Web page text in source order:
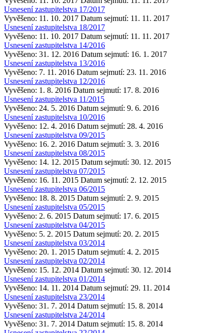
Usnesení zastupitelstva 17/2017
Vyvěšeno: 11. 10. 2017 Datum sejmutí: 11. 11. 2017
Usnesení zastupitelstva 18/2017
Vyvěšeno: 11. 10. 2017 Datum sejmutí: 11. 11. 2017
Usnesení zastupitelstva 14/2016
Vyvěšeno: 31. 12. 2016 Datum sejmutí: 16. 1. 2017
Usnesení zastupitelstva 13/2016
Vyvěšeno: 7. 11. 2016 Datum sejmutí: 23. 11. 2016
Usnesení zastupitelstva 12/2016
Vyvěšeno: 1. 8. 2016 Datum sejmutí: 17. 8. 2016
Usnesení zastupitelstva 11/2015
Vyvěšeno: 24. 5. 2016 Datum sejmutí: 9. 6. 2016
Usnesení zastupitelstva 10/2016
Vyvěšeno: 12. 4. 2016 Datum sejmutí: 28. 4. 2016
Usnesení zastupitelstva 09/2015
Vyvěšeno: 16. 2. 2016 Datum sejmutí: 3. 3. 2016
Usnesení zastupitelstva 08/2015
Vyvěšeno: 14. 12. 2015 Datum sejmutí: 30. 12. 2015
Usnesení zastupitelstva 07/2015
Vyvěšeno: 16. 11. 2015 Datum sejmutí: 2. 12. 2015
Usnesení zastupitelstva 06/2015
Vyvěšeno: 18. 8. 2015 Datum sejmutí: 2. 9. 2015
Usnesení zastupitelstva 05/2015
Vyvěšeno: 2. 6. 2015 Datum sejmutí: 17. 6. 2015
Usnesení zastupitelstva 04/2015
Vyvěšeno: 5. 2. 2015 Datum sejmutí: 20. 2. 2015
Usnesení zastupitelstva 03/2014
Vyvěšeno: 20. 1. 2015 Datum sejmutí: 4. 2. 2015
Usnesení zastupitelstva 02/2014
Vyvěšeno: 15. 12. 2014 Datum sejmutí: 30. 12. 2014
Usnesení zastupitelstva 01/2014
Vyvěšeno: 14. 11. 2014 Datum sejmutí: 29. 11. 2014
Usnesení zastupitelstva 23/2014
Vyvěšeno: 31. 7. 2014 Datum sejmutí: 15. 8. 2014
Usnesení zastupitelstva 24/2014
Vyvěšeno: 31. 7. 2014 Datum sejmutí: 15. 8. 2014